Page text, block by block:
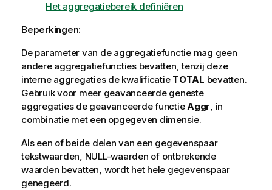
Het aggregatiebereik definiëren
Beperkingen:
De parameter van de aggregatiefunctie mag geen
andere aggregatiefuncties bevatten, tenzij deze
interne aggregaties de kwalificatie TOTAL bevatten.
Gebruik voor meer geavanceerde geneste
aggregaties de geavanceerde functieAggr, in
combinatie met een opgegeven dimensie.
Als een of beide delen van een gegevenspaar
tekstwaarden, NULL-waarden of ontbrekende
waarden bevatten, wordt het hele gegevenspaar
genegeerd.